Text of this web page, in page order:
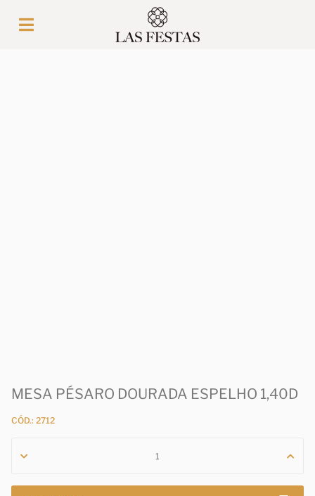
MESA PÉSARO DOURADA ESPELHO 1,40D
CÓD.: 2712